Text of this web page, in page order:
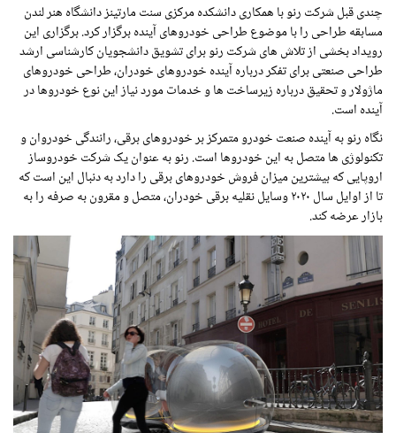
چندی قبل شرکت رنو با همکاری دانشکده مرکزی سنت مارتینز دانشگاه هنر لندن
مسابقه طراحی را با موضوع طراحی خودروهای آینده برگزار کرد. برگزاری این
رویداد بخشی از تلاش های شرکت رنو برای تشویق دانشجویان کارشناسی ارشد
طراحی صنعتی برای تفکر درباره آینده خودروهای خودران، طراحی خودروهای
ماژولار و تحقیق درباره زیرساخت ها و خدمات مورد نیاز این نوع خودروها در
آینده است.
نگاه رنو به آینده صنعت خودرو متمرکز بر خودروهای برقی، رانندگی خودروان و
تکنولوژی ها متصل به این خودروها است. رنو به عنوان یک شرکت خودروساز
اروپایی که بیشترین میزان فروش خودروهای برقی را دارد به دنبال این است که
تا از اوایل سال ۲۰۲۰ وسایل نقلیه برقی خودران، متصل و مقرون به صرفه را به
بازار عرضه کند.